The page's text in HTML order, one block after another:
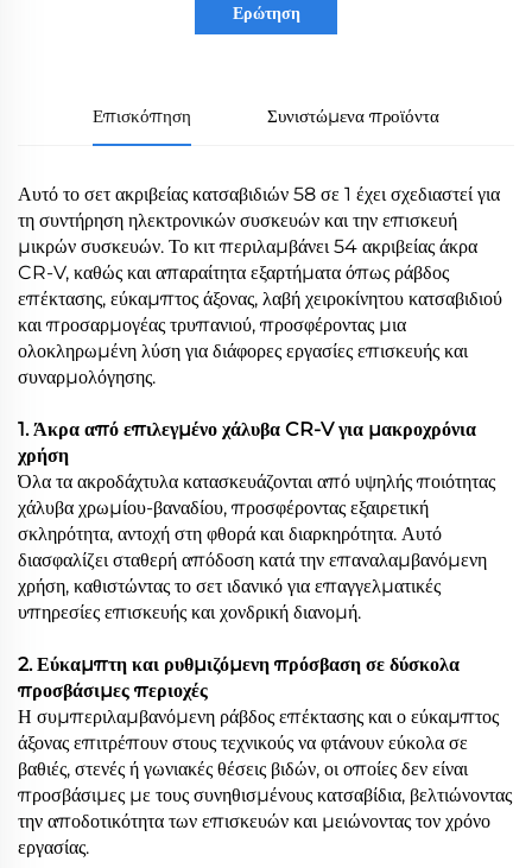
Ερώτηση
Επισκόπηση Συνιστώμενα προϊόντα
Αυτό το σετ ακριβείας κατσαβιδιών 58 σε 1 έχει σχεδιαστεί για
τη συντήρηση ηλεκτρονικών συσκευών και την επισκευή
μικρών συσκευών. Το κιτ περιλαμβάνει 54 ακριβείας άκρα
CR-V, καθώς και απαραίτητα εξαρτήματα όπως ράβδος
επέκτασης, εύκαμπτος άξονας, λαβή χειροκίνητου κατσαβιδιού
και προσαρμογέας τρυπανιού, προσφέροντας μια
ολοκληρωμένη λύση για διάφορες εργασίες επισκευής και
συναρμολόγησης.
1. Άκρα από επιλεγμένο χάλυβα CR-V για μακροχρόνια
χρήση
Όλα τα ακροδάχτυλα κατασκευάζονται από υψηλής ποιότητας
χάλυβα χρωμίου-βαναδίου, προσφέροντας εξαιρετική
σκληρότητα, αντοχή στη φθορά και διαρκηρότητα. Αυτό
διασφαλίζει σταθερή απόδοση κατά την επαναλαμβανόμενη
χρήση, καθιστώντας το σετ ιδανικό για επαγγελματικές
υπηρεσίες επισκευής και χονδρική διανομή.
2. Εύκαμπτη και ρυθμιζόμενη πρόσβαση σε δύσκολα
προσβάσιμες περιοχές
Η συμπεριλαμβανόμενη ράβδος επέκτασης και ο εύκαμπτος
άξονας επιτρέπουν στους τεχνικούς να φτάνουν εύκολα σε
βαθιές, στενές ή γωνιακές θέσεις βιδών, οι οποίες δεν είναι
προσβάσιμες με τους συνηθισμένους κατσαβίδια, βελτιώνοντας
την αποδοτικότητα των επισκευών και μειώνοντας τον χρόνο
εργασίας.